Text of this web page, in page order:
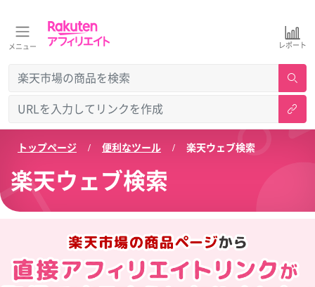
メニュー レポート
トップページ 便利なツール 楽天ウェブ検索
楽天ウェブ検索